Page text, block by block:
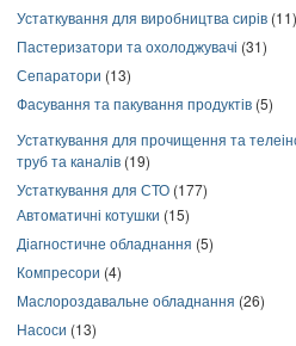
Устаткування для виробництва сирів (11)
Пастеризатори та охолоджувачі (31)
Сепаратори (13)
Фасування та пакування продуктів (5)
Устаткування для прочищення та
труб та каналів (19)
Устаткування для СТО (177)
Автоматичні котушки (15)
Діагностичне обладнання (5)
Компресори (4)
Маслороздавальне обладнання (26)
Насоси (13)